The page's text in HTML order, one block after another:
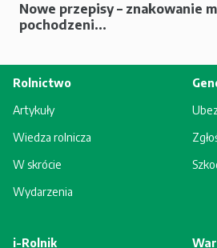
Nowe przepisy – znakowanie
pochodzeni...
Rolnictwo
Artykuły
Wiedza rolnicza
W skrócie
Wydarzenia
i-Rolnik